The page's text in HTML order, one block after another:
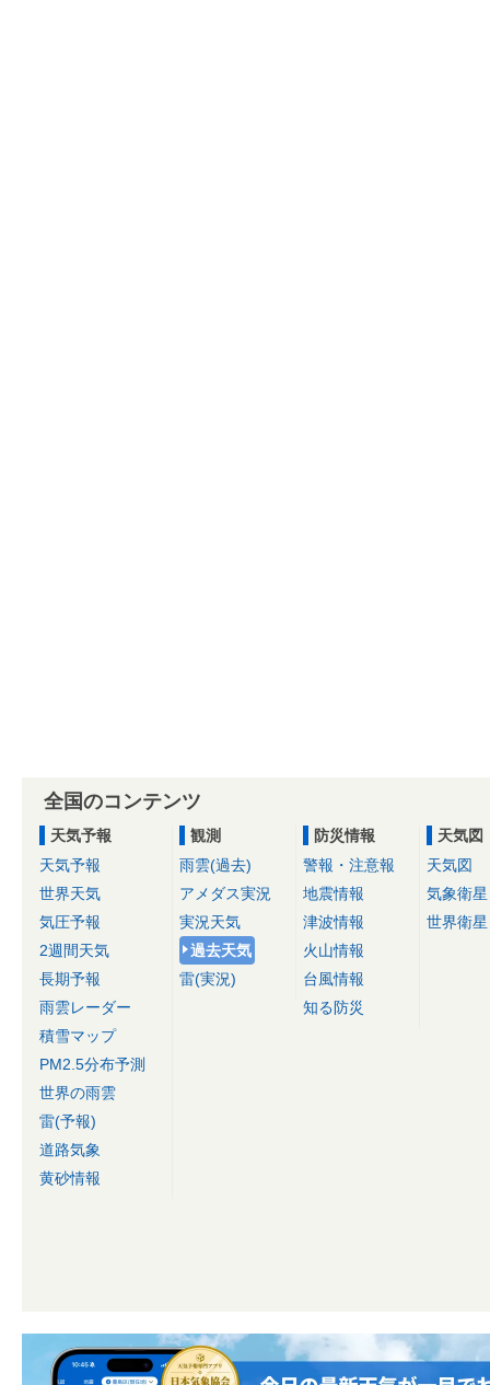
全国のコンテンツ
天気予報
天気予報
世界天気
気圧予報
2週間天気
長期予報
雨雲レーダー
積雪マップ
PM2.5分布予測
世界の雨雲
雷(予報)
道路気象
黄砂情報
観測
雨雲(過去)
アメダス実況
実況天気
過去天気
雷(実況)
防災情報
警報・注意報
地震情報
津波情報
火山情報
台風情報
知る防災
天気図
天気図
気象衛星
世界衛星